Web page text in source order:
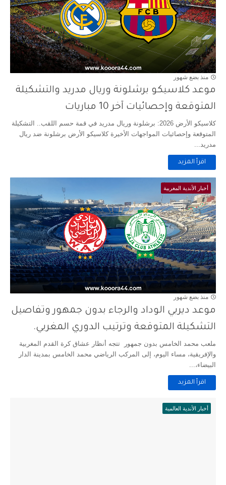
منذ بضع شهور
موعد كلاسيكو برشلونة وريال مدريد والتشكيلة
المتوقعة وإحصائيات آخر 10 مباريات
كلاسيكو الأرض 2026: برشلونة وريال مدريد في قمة حسم اللقب.. التشكيلة
المتوقعة وإحصائيات المواجهات الأخيرة كلاسيكو الأرض برشلونة ضد ريال
مدريد...
اقرأ المزيد
أخبار الأندية المغربية
منذ بضع شهور
موعد ديربي الوداد والرجاء بدون جمهور وتفاصيل
التشكيلة المتوقعة وترتيب الدوري المغربي.
ملعب محمد الخامس بدون جمهور تتجه أنظار عشاق كرة القدم المغربية
والإفريقية، مساء اليوم، إلى المركب الرياضي محمد الخامس بمدينة الدار
البيضاء،...
اقرأ المزيد
أخبار الأندية العالمية